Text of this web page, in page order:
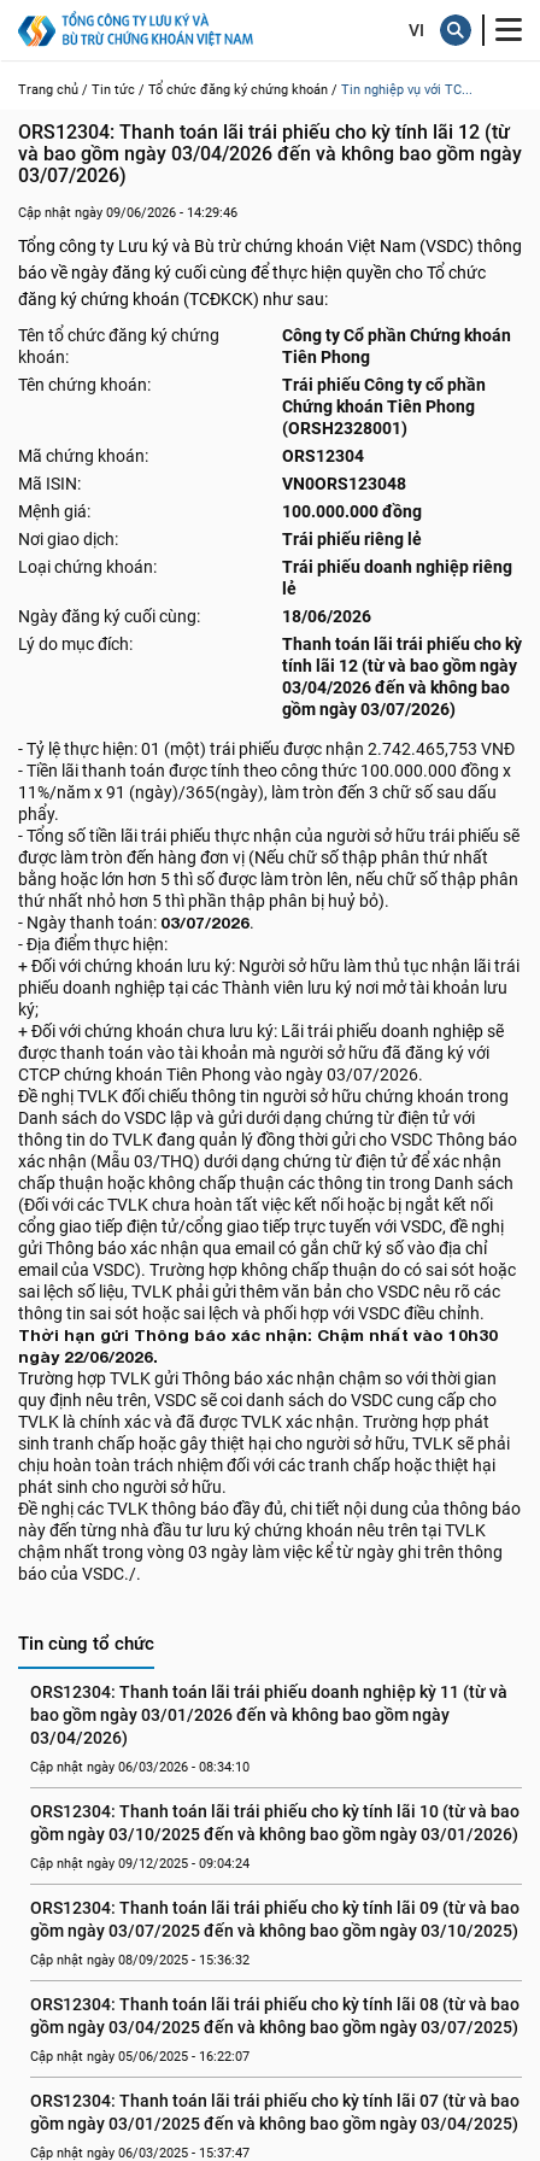
Trang chủ / Tin tức / Tổ chức đăng ký chứng khoán / Tin nghiệp vụ với TC...
ORS12304: Thanh toán lãi trái phiếu cho kỳ tính lãi 12 (từ
và bao gồm ngày 03/04/2026 đến và không bao gồm ngày
03/07/2026)
Cập nhật ngày 09/06/2026 - 14:29:46
Tổng công ty Lưu ký và Bù trừ chứng khoán Việt Nam (VSDC) thông
báo về ngày đăng ký cuối cùng để thực hiện quyền cho Tổ chức
đăng ký chứng khoán (TCĐKCK) như sau:
Tên tổ chức đăng ký chứng
khoán:
Công ty Cổ phần Chứng khoán
Tiên Phong
Tên chứng khoán:
Trái phiếu Công ty cổ phần
Chứng khoán Tiên Phong
(ORSH2328001)
Mã chứng khoán:
ORS12304
Mã ISIN:
VN0ORS123048
Mệnh giá:
100.000.000 đồng
Nơi giao dịch:
Trái phiếu riêng lẻ
Loại chứng khoán:
Trái phiếu doanh nghiệp riêng
lẻ
Ngày đăng ký cuối cùng:
18/06/2026
Lý do mục đích:
Thanh toán lãi trái phiếu cho kỳ
tính lãi 12 (từ và bao gồm ngày
03/04/2026 đến và không bao
gồm ngày 03/07/2026)
- Tỷ lệ thực hiện: 01 (một) trái phiếu được nhận 2.742.465,753 VNĐ
- Tiền lãi thanh toán được tính theo công thức 100.000.000 đồng x
11%/năm x 91 (ngày)/365(ngày), làm tròn đến 3 chữ số sau dấu
phẩy.
- Tổng số tiền lãi trái phiếu thực nhận của người sở hữu trái phiếu sẽ
được làm tròn đến hàng đơn vị (Nếu chữ số thập phân thứ nhất
bằng hoặc lớn hơn 5 thì số được làm tròn lên, nếu chữ số thập phân
thứ nhất nhỏ hơn 5 thì phần thập phân bị huỷ bỏ).
- Ngày thanh toán: 03/07/2026.
- Địa điểm thực hiện:
+ Đối với chứng khoán lưu ký: Người sở hữu làm thủ tục nhận lãi trái
phiếu doanh nghiệp tại các Thành viên lưu ký nơi mở tài khoản lưu
ký;
+ Đối với chứng khoán chưa lưu ký: Lãi trái phiếu doanh nghiệp sẽ
được thanh toán vào tài khoản mà người sở hữu đã đăng ký với
CTCP chứng khoán Tiên Phong vào ngày 03/07/2026.
Đề nghị TVLK đối chiếu thông tin người sở hữu chứng khoán trong
Danh sách do VSDC lập và gửi dưới dạng chứng từ điện tử với
thông tin do TVLK đang quản lý đồng thời gửi cho VSDC Thông báo
xác nhận (Mẫu 03/THQ) dưới dạng chứng từ điện tử để xác nhận
chấp thuận hoặc không chấp thuận các thông tin trong Danh sách
(Đối với các TVLK chưa hoàn tất việc kết nối hoặc bị ngắt kết nối
cổng giao tiếp điện tử/cổng giao tiếp trực tuyến với VSDC, đề nghị
gửi Thông báo xác nhận qua email có gắn chữ ký số vào địa chỉ
email của VSDC). Trường hợp không chấp thuận do có sai sót hoặc
sai lệch số liệu, TVLK phải gửi thêm văn bản cho VSDC nêu rõ các
thông tin sai sót hoặc sai lệch và phối hợp với VSDC điều chỉnh.
Thời hạn gửi Thông báo xác nhận: Chậm nhất vào 10h30
ngày 22/06/2026.
Trường hợp TVLK gửi Thông báo xác nhận chậm so với thời gian
quy định nêu trên, VSDC sẽ coi danh sách do VSDC cung cấp cho
TVLK là chính xác và đã được TVLK xác nhận. Trường hợp phát
sinh tranh chấp hoặc gây thiệt hại cho người sở hữu, TVLK sẽ phải
chịu hoàn toàn trách nhiệm đối với các tranh chấp hoặc thiệt hại
phát sinh cho người sở hữu.
Đề nghị các TVLK thông báo đầy đủ, chi tiết nội dung của thông báo
này đến từng nhà đầu tư lưu ký chứng khoán nêu trên tại TVLK
chậm nhất trong vòng 03 ngày làm việc kể từ ngày ghi trên thông
báo của VSDC./.
Tin cùng tổ chức
ORS12304: Thanh toán lãi trái phiếu doanh nghiệp kỳ 11 (từ và
bao gồm ngày 03/01/2026 đến và không bao gồm ngày
03/04/2026)
Cập nhật ngày 06/03/2026 - 08:34:10
ORS12304: Thanh toán lãi trái phiếu cho kỳ tính lãi 10 (từ và bao
gồm ngày 03/10/2025 đến và không bao gồm ngày 03/01/2026)
Cập nhật ngày 09/12/2025 - 09:04:24
ORS12304: Thanh toán lãi trái phiếu cho kỳ tính lãi 09 (từ và bao
gồm ngày 03/07/2025 đến và không bao gồm ngày 03/10/2025)
Cập nhật ngày 08/09/2025 - 15:36:32
ORS12304: Thanh toán lãi trái phiếu cho kỳ tính lãi 08 (từ và bao
gồm ngày 03/04/2025 đến và không bao gồm ngày 03/07/2025)
Cập nhật ngày 05/06/2025 - 16:22:07
ORS12304: Thanh toán lãi trái phiếu cho kỳ tính lãi 07 (từ và bao
gồm ngày 03/01/2025 đến và không bao gồm ngày 03/04/2025)
Cập nhật ngày 06/03/2025 - 15:37:47